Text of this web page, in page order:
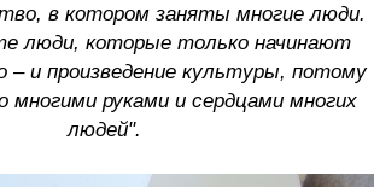
в котором заняты многие люди.
люди, которые только начинают
и произведение культуры, потому
многими руками и сердцами многих
людей".